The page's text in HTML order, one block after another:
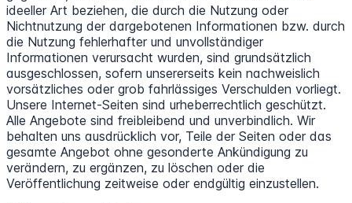
ideeller Art beziehen, die durch die Nutzung oder
Nichtnutzung der dargebotenen Informationen bzw. durch
die Nutzung fehlerhafter und unvollständiger
Informationen verursacht wurden, sind grundsätzlich
ausgeschlossen, sofern unsererseits kein nachweislich
vorsätzliches oder grob fahrlässiges Verschulden vorliegt.
Unsere Internet-Seiten sind urheberrechtlich geschützt.
Alle Angebote sind freibleibend und unverbindlich. Wir
behalten uns ausdrücklich vor, Teile der Seiten oder das
gesamte Angebot ohne gesonderte Ankündigung zu
verändern, zu ergänzen, zu löschen oder die
Veröffentlichung zeitweise oder endgültig einzustellen.